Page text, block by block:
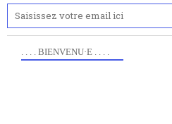
. . . . BIENVENU·E . . . .